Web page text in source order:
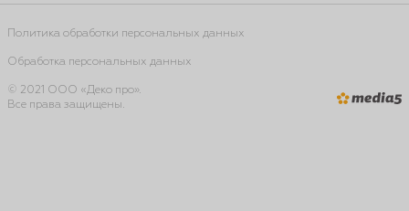
Политика обработки персональных данных
Обработка персональных данных
© 2021 ООО «Деко про».
Все права защищены.